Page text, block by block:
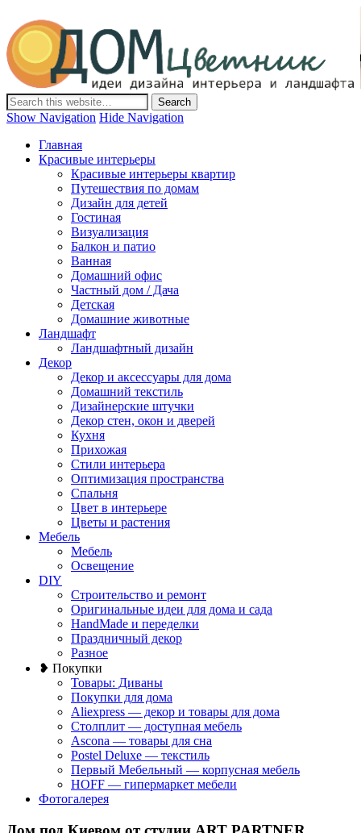
Дом-Цветник
Дизайн интерьера и ландшафта, декор и обустройство дома.
Идеи со всего мира.
Show Navigation Hide Navigation
Главная
Красивые интерьеры
Красивые интерьеры квартир
Путешествия по домам
Дизайн для детей
Гостиная
Визуализация
Балкон и патио
Ванная
Домашний офис
Частный дом / Дача
Детская
Домашние животные
Ландшафт
Ландшафтный дизайн
Декор
Декор и аксессуары для дома
Домашний текстиль
Дизайнерские штучки
Декор стен, окон и дверей
Кухня
Прихожая
Стили интерьера
Оптимизация пространства
Спальня
Цвет в интерьере
Цветы и растения
Мебель
Мебель
Освещение
DIY
Строительство и ремонт
Оригинальные идеи для дома и сада
HandMade и переделки
Праздничный декор
Разное
❥ Покупки
Товары: Диваны
Покупки для дома
Aliexpress — декор и товары для дома
Столплит — доступная мебель
Ascona — товары для сна
Postel Deluxe — текстиль
Первый Мебельный — корпусная мебель
HOFF — гипермаркет мебели
Фотогалерея